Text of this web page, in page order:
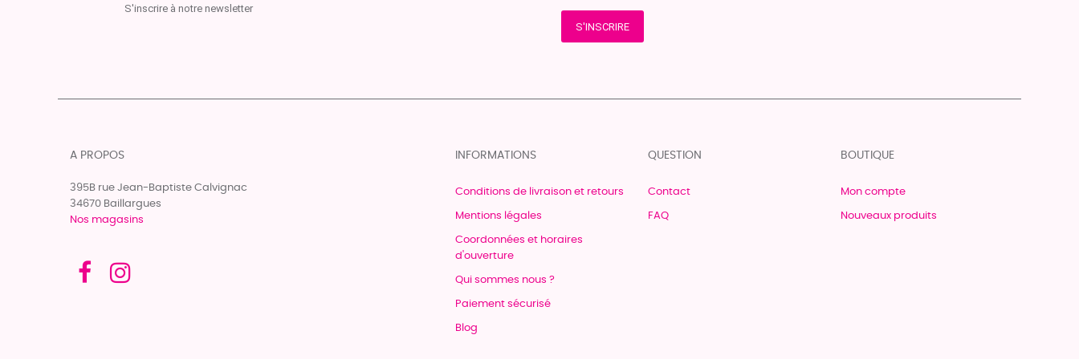
(5)
S'inscrire à notre newsletter
S'INSCRIRE
A PROPOS
395B rue Jean-Baptiste Calvignac
34670 Baillargues
Nos magasins
INFORMATIONS
Conditions de livraison et retours
Mentions légales
Coordonnées et horaires
d'ouverture
Qui sommes nous ?
Paiement sécurisé
Blog
QUESTION
Contact
FAQ
BOUTIQUE
Mon compte
Nouveaux produits